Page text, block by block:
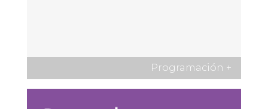
Programación +